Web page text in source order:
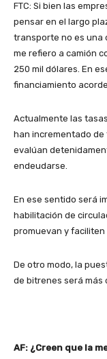
FTC: Si bien las
pensar en el largo
transporte no es una
me refiero a camión
250 mil dólares. En
financiamiento
Actualmente las
han incrementado de
evalúan
endeudarse.
En ese sentido será
habilitación de
promuevan y
De otro modo, la
de bitrenes será más
AF: ¿Creen que la